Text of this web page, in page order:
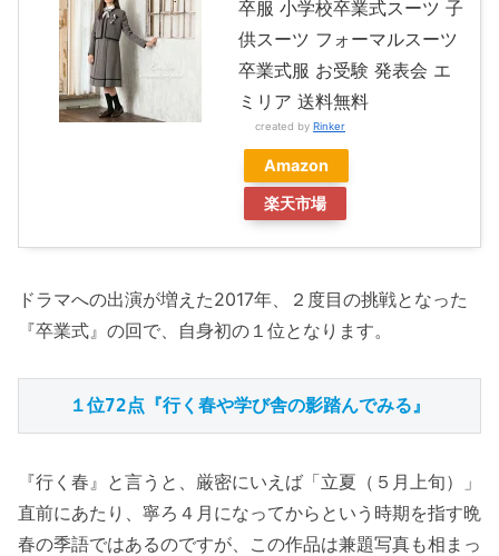
卒服 小学校卒業式スーツ 子
供スーツ フォーマルスーツ
卒業式服 お受験 発表会 エ
ミリア 送料無料
created by Rinker
Amazon
楽天市場
ドラマへの出演が増えた2017年、２度目の挑戦となった
『卒業式』の回で、自身初の１位となります。
１位72点『行く春や学び舎の影踏んでみる』
『行く春』と言うと、厳密にいえば「立夏（５月上旬）」
直前にあたり、寧ろ４月になってからという時期を指す晩
春の季語ではあるのですが、この作品は兼題写真も相まっ